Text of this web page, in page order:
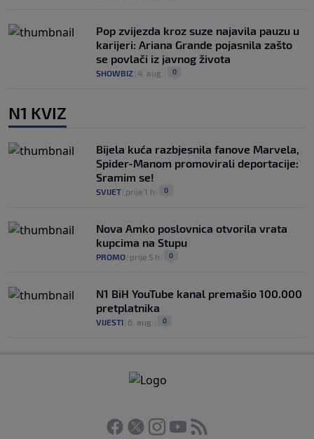
Pop zvijezda kroz suze najavila pauzu u
karijeri: Ariana Grande pojasnila zašto
se povlači iz javnog života
SHOWBIZ 4. aug. 0
N1 KVIZ
Bijela kuća razbjesnila fanove Marvela,
Spider-Manom promovirali deportacije:
Sramim se!
SVIJET prije 1 h 0
Nova Amko poslovnica otvorila vrata
kupcima na Stupu
PROMO prije 5 h 0
N1 BiH YouTube kanal premašio 100.000
pretplatnika
VIJESTI 6. aug. 0